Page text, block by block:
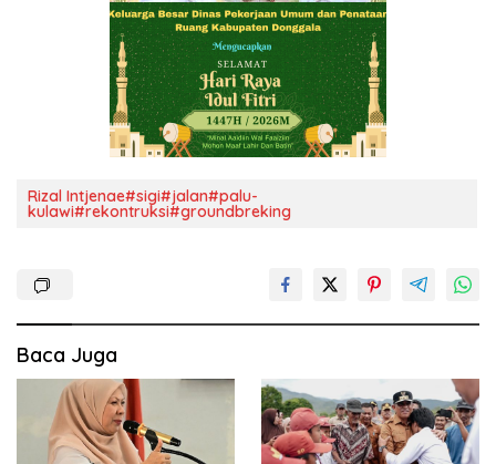
Rizal Intjenae#sigi#jalan#palu-
kulawi#rekontruksi#groundbreking
Baca Juga